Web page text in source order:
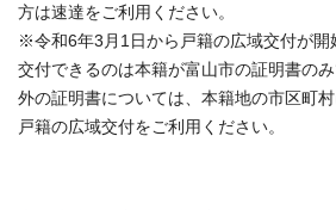
方は速達をご利用ください。
※令和6年3月1日から戸籍の広域交付が開
交付できるのは本籍が富山市の証明書の
外の証明書については、本籍地の市区町村
戸籍の広域交付をご利用ください。